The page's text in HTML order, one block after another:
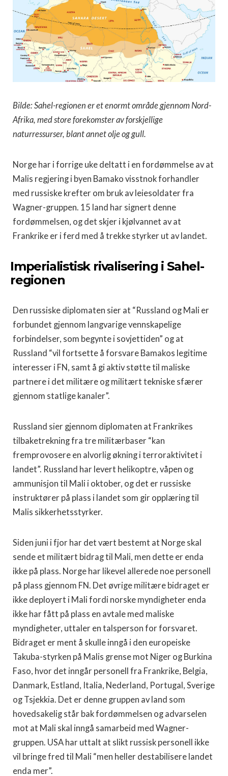
Bilde: Sahel-regionen er et enormt område gjennom Nord-
Afrika, med store forekomster av forskjellige
naturressurser, blant annet olje og gull.
Norge har i forrige uke deltatt i en fordømmelse av at
Malis regjering i byen Bamako visstnok forhandler
med russiske krefter om bruk av leiesoldater fra
Wagner-gruppen. 15 land har signert denne
fordømmelsen, og det skjer i kjølvannet av at
Frankrike er i ferd med å trekke styrker ut av landet.
Imperialistisk rivalisering i Sahel-
regionen
Den russiske diplomaten sier at “Russland og Mali er
forbundet gjennom langvarige vennskapelige
forbindelser, som begynte i sovjettiden” og at
Russland “vil fortsette å forsvare Bamakos legitime
interesser i FN, samt å gi aktiv støtte til maliske
partnere i det militære og militært tekniske sfærer
gjennom statlige kanaler”.
Russland sier gjennom diplomaten at Frankrikes
tilbaketrekning fra tre militærbaser “kan
fremprovosere en alvorlig økning i terroraktivitet i
landet”. Russland har levert helikoptre, våpen og
ammunisjon til Mali i oktober, og det er russiske
instruktører på plass i landet som gir opplæring til
Malis sikkerhetsstyrker.
Siden juni i fjor har det vært bestemt at Norge skal
sende et militært bidrag til Mali, men dette er enda
ikke på plass. Norge har likevel allerede noe personell
på plass gjennom FN. Det øvrige militære bidraget er
ikke deployert i Mali fordi norske myndigheter enda
ikke har fått på plass en avtale med maliske
myndigheter, uttaler en talsperson for forsvaret.
Bidraget er ment å skulle inngå i den europeiske
Takuba-styrken på Malis grense mot Niger og Burkina
Faso, hvor det inngår personell fra Frankrike, Belgia,
Danmark, Estland, Italia, Nederland, Portugal, Sverige
og Tsjekkia. Det er denne gruppen av land som
hovedsakelig står bak fordømmelsen og advarselen
mot at Mali skal inngå samarbeid med Wagner-
gruppen. USA har uttalt at slikt russisk personell ikke
vil bringe fred til Mali “men heller destabilisere landet
enda mer”.